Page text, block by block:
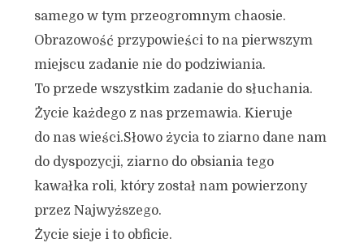
samego w tym przeogromnym chaosie.
Obrazowość przypowieści to na pierwszym
miejscu zadanie nie do podziwiania.
To przede wszystkim zadanie do słuchania.
Życie każdego z nas przemawia. Kieruje
do nas wieści.Słowo życia to ziarno dane nam
do dyspozycji, ziarno do obsiania tego
kawałka roli, który został nam powierzony
przez Najwyższego.
Życie sieje i to obficie.